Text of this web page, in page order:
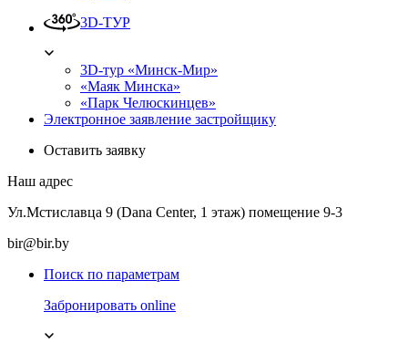
3D-ТУР
3D-тур «Минск-Мир»
«Маяк Минска»
«Парк Челюскинцев»
Электронное заявление застройщику
Оставить заявку
Наш адрес
Ул.Мстиславца 9 (Dana Center, 1 этаж) помещение 9-3
bir@bir.by
Поиск по параметрам
Забронировать online